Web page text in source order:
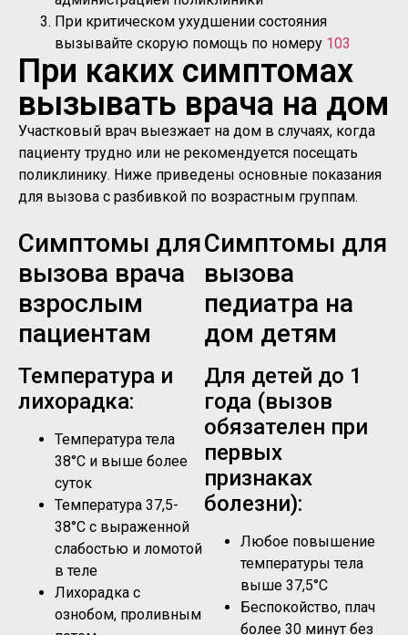
При критическом ухудшении состояния
вызывайте скорую помощь по номеру 103
При каких симптомах
вызывать врача на дом
Участковый врач выезжает на дом в случаях, когда
пациенту трудно или не рекомендуется посещать
поликлинику. Ниже приведены основные показания
для вызова с разбивкой по возрастным группам.
Симптомы для
вызова врача
взрослым
пациентам
Температура и
лихорадка:
Температура тела
38°C и выше более
суток
Температура 37,5-
38°C с выраженной
слабостью и ломотой
в теле
Лихорадка с
ознобом, проливным
Симптомы для
вызова
педиатра на
дом детям
Для детей до 1
года (вызов
обязателен при
первых
признаках
болезни):
Любое повышение
температуры тела
выше 37,5°C
Беспокойство, плач
более 30 минут без